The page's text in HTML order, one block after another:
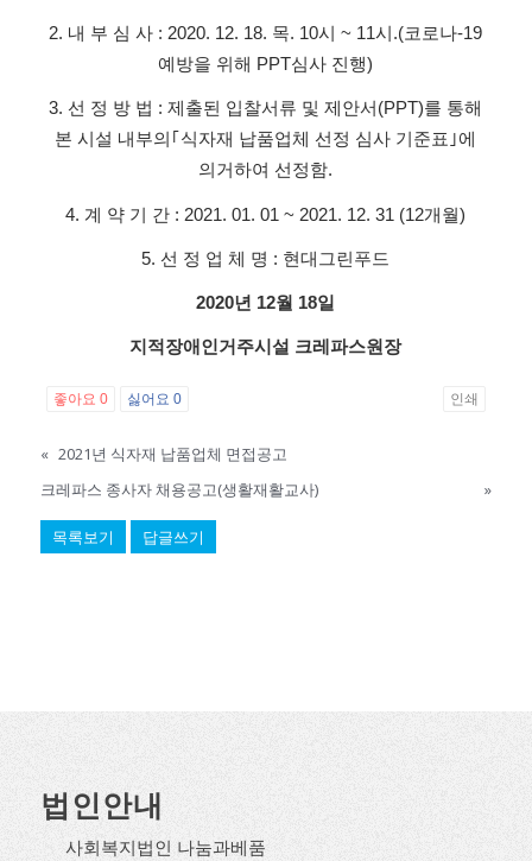
2. 내 부 심 사 : 2020. 12. 18. 목. 10시 ~ 11시.(코로나-19
예방을 위해 PPT심사 진행)
3. 선 정 방 법 : 제출된 입찰서류 및 제안서(PPT)를 통해
본 시설 내부의｢식자재 납품업체 선정 심사 기준표｣에
의거하여 선정함.
4. 계 약 기 간 : 2021. 01. 01 ~ 2021. 12. 31 (12개월)
5. 선 정 업 체 명 : 현대그린푸드
2020년 12월 18일
지적장애인거주시설 크레파스원장
좋아요 0 싫어요 0 인쇄
« 2021년 식자재 납품업체 면접공고
크레파스 종사자 채용공고(생활재활교사)
»
목록보기 답글쓰기
법인안내
사회복지법인 나눔과베품